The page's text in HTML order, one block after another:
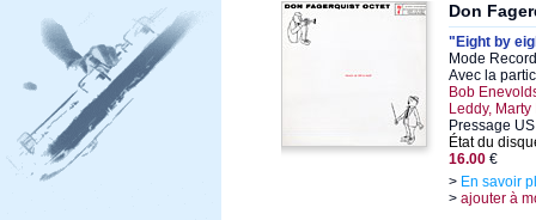
Don
"Eight by
Mode
Avec la
Bob
Leddy, Marty
Pressage
État du
16.00 €
> En savoir
> ajouter à